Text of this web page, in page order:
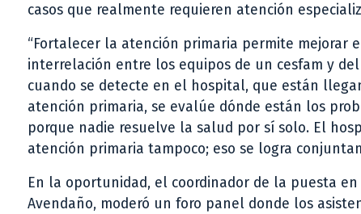
casos que realmente requieren atención
“Fortalecer la atención primaria permite
interrelación entre los equipos de un cesfam y
cuando se detecte en el hospital, que están
atención primaria, se evalúe dónde están los
porque nadie resuelve la salud por sí solo. El
atención primaria tampoco; eso se logra
En la oportunidad, el coordinador de la puesta
Avendaño, moderó un foro panel donde los